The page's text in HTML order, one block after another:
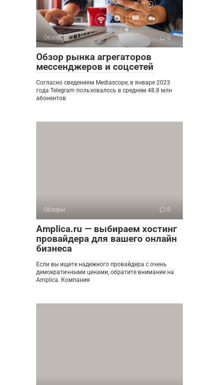
Обзоры 0
Обзор рынка агрегаторов
мессенджеров и соцсетей
Согласно сведениям Mediascope, в январе 2023
года Telegram пользовалось в среднем 48.8 млн
абонентов
Обзоры 0
Amplica.ru — выбираем хостинг
провайдера для вашего онлайн
бизнеса
Если вы ищете надежного провайдера с очень
демократичными ценами, обратите внимание на
Amplica. Компания